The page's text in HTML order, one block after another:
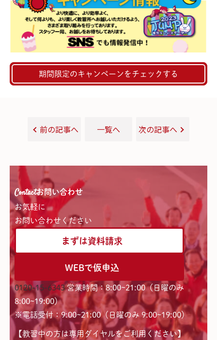
期間限定のキャンペーンをチェックする
前の記事へ 一覧へ 次の記事へ
Contactお問い合わせ
お気軽に
お問い合わせください
まずは資料請求
WEBで仮申込
0120-15-6343 営業時間：8:00~21:00（日曜のみ
8:00~19:00）
※電話受付：9:00~21:00（日曜のみ 9:00~19:00）
【教習中の方は専用ダイヤルをご利用ください】